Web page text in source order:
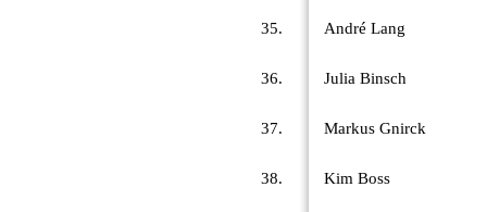
35. André Lang
36. Julia Binsch
37. Markus Gnirck
38. Kim Boss